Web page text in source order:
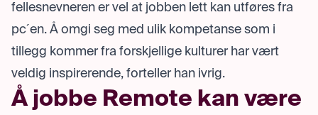
fellesnevneren er vel at jobben lett kan utføres fra
pc´en. Å omgi seg med ulik kompetanse som i
tillegg kommer fra forskjellige kulturer har vært
veldig inspirerende, forteller han ivrig.
Å jobbe Remote kan være